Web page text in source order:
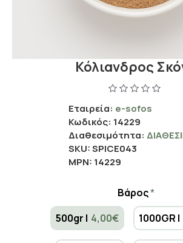
Κόλιανδρος
Εταιρεία: e-sofos
Κωδικός: 14229
Διαθεσιμότητα:
SKU:SPICE043
MPN: 14229
Βάρος
500gr | 4,00€ 1000GR |